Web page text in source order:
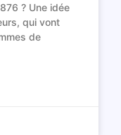
? Une idée
qui vont
de